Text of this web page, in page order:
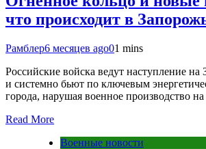
что происходит в
Рамблер6 месяцев ago01 mins
Российские войска ведут наступление на
и системно бьют по ключевым
города, нарушая военное производство
Read More
Военные новости